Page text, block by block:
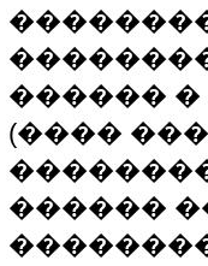
������ �
(����
������